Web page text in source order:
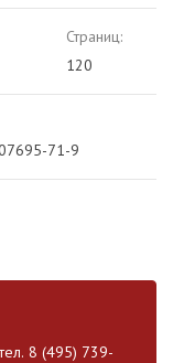
Страниц:
120
71-9
8 (495) 739-